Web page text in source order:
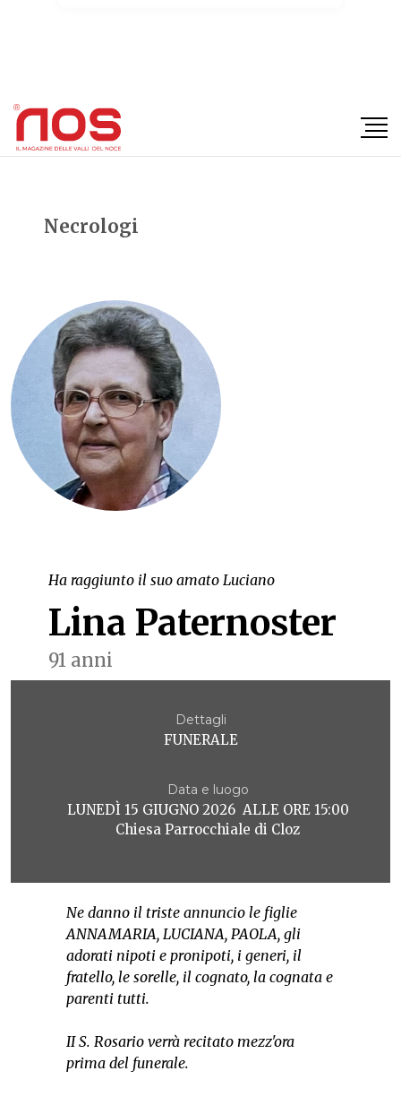
Necrologi
Ha raggiunto il suo amato Luciano
Lina Paternoster
91 anni
Dettagli
FUNERALE
Data e luogo
LUNEDÌ 15 GIUGNO 2026 ALLE ORE 15:00
Chiesa Parrocchiale di Cloz
Ne danno il triste annuncio le figlie
ANNAMARIA, LUCIANA, PAOLA, gli
adorati nipoti e pronipoti, i generi, il
fratello, le sorelle, il cognato, la cognata e
parenti tutti.
II S. Rosario verrà recitato mezz'ora
prima del funerale.